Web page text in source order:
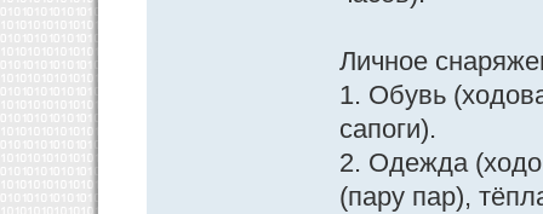
Личное
1. Обувь
сапоги).
2. Одежда
(пару пар),